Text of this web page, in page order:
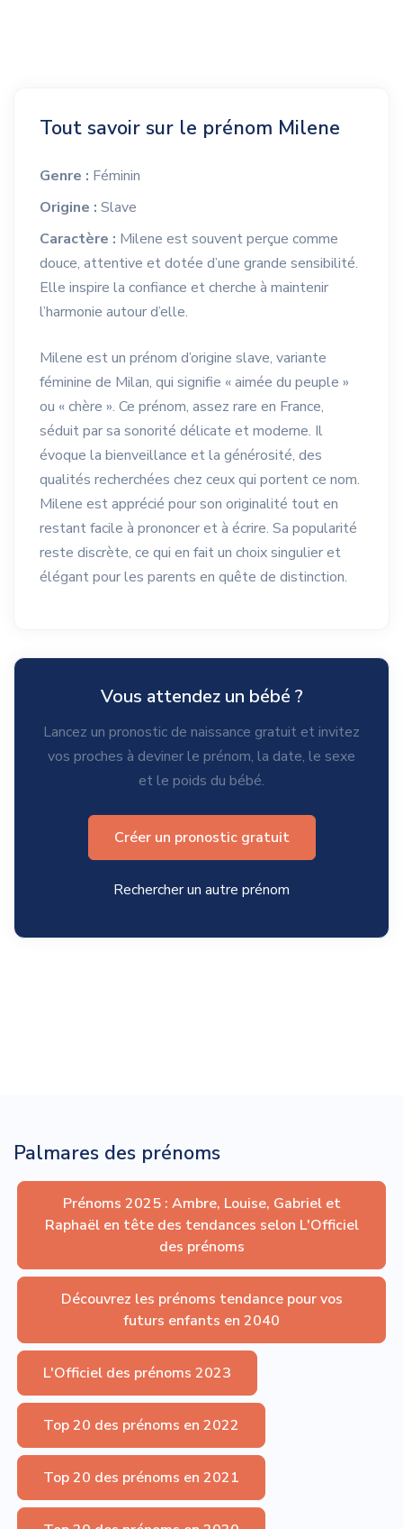
Tout savoir sur le prénom Milene
Genre : Féminin
Origine : Slave
Caractère : Milene est souvent perçue comme
douce, attentive et dotée d’une grande sensibilité.
Elle inspire la confiance et cherche à maintenir
l’harmonie autour d’elle.
Milene est un prénom d’origine slave, variante
féminine de Milan, qui signifie « aimée du peuple »
ou « chère ». Ce prénom, assez rare en France,
séduit par sa sonorité délicate et moderne. Il
évoque la bienveillance et la générosité, des
qualités recherchées chez ceux qui portent ce nom.
Milene est apprécié pour son originalité tout en
restant facile à prononcer et à écrire. Sa popularité
reste discrète, ce qui en fait un choix singulier et
élégant pour les parents en quête de distinction.
Vous attendez un bébé ?
Lancez un pronostic de naissance gratuit et invitez
vos proches à deviner le prénom, la date, le sexe
et le poids du bébé.
Créer un pronostic gratuit
Rechercher un autre prénom
Palmares des prénoms
Prénoms 2025 : Ambre, Louise, Gabriel et
Raphaël en tête des tendances selon L'Officiel
des prénoms
Découvrez les prénoms tendance pour vos
futurs enfants en 2040
L'Officiel des prénoms 2023
Top 20 des prénoms en 2022
Top 20 des prénoms en 2021